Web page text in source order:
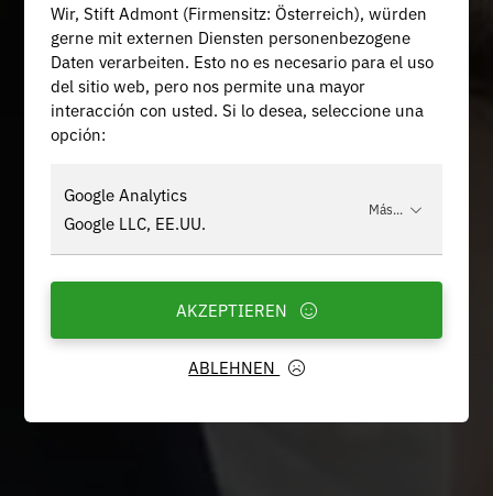
Wir, Stift Admont (Firmensitz: Österreich), würden
gerne mit externen Diensten personenbezogene
Daten verarbeiten. Esto no es necesario para el uso
del sitio web, pero nos permite una mayor
interacción con usted. Si lo desea, seleccione una
opción:
Google Analytics
Google LLC, EE.UU.
Más...
ABLEHNEN
AKZEPTIEREN